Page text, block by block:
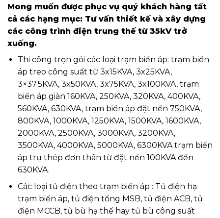
Mong muốn được phục vụ quý khách hàng tất
cả các hạng mục: Tư vấn thiết kế và xây dựng
các công trình điện trung thế từ 35kV trở
xuống.
Thi công trọn gói các loại trạm biến áp: trạm biến
áp treo công suất từ 3x15KVA, 3x25KVA,
3×37.5KVA, 3x50KVA, 3x75KVA, 3x100KVA, trạm
biến áp giàn 160KVA, 250KVA, 320KVA, 400KVA,
560KVA, 630KVA, trạm biến áp đặt nền 750KVA,
800KVA, 1000KVA, 1250KVA, 1500KVA, 1600KVA,
2000KVA, 2500KVA, 3000KVA, 3200KVA,
3500KVA, 4000KVA, 5000KVA, 6300KVA trạm biến
áp trụ thép đơn thân từ đặt nền 100KVA đến
630KVA.
Các loại tủ điện theo trạm biến áp : Tủ điện hạ
trạm biến áp, tủ điện tổng MSB, tủ điện ACB, tủ
điện MCCB, tủ bù hạ thế hay tủ bù công suất